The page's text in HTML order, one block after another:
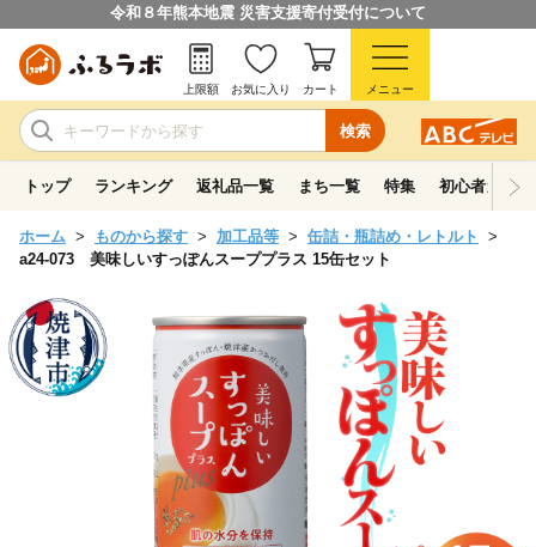
令和８年熊本地震 災害支援寄付受付について
検索
上限額 お気に入り カート メニュー
トップ ランキング 返礼品一覧 まち一覧 特集 初心者ガイド
ホーム ものから探す 加工品等
缶詰・瓶詰め・レトルト
a24-073 美味しいすっぽんスーププラス 15缶セット